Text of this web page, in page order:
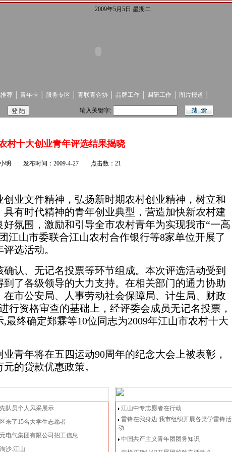
2009年5月5日 星期二
荐│ 青年卡│ 服务专区 青联青企协│ 品牌工作 调研工作 图片报道
输入关键字:
村十大创业青年评选结果揭晓
小明 发布时间：2009-4-27 点击数：21
业文件精神，弘扬新时期农村创业精神，树立和
有时代精神的青年创业典型，营造加快新农村建
氛围，激励和引导全市农村青年为实现我市“一高
江山市委联合江山农村合作银行等8家单位开展了
选活动。
认、无记名投票等环节组成。本次评选活动受到
了各级领导的大力支持。在相关部门的通力协助
在市公安局、人事劳动社会保障局、计生局、财政
行资格审查的基础上，经评委会成员无记名投票，
,最终确定郑霖等10位同志为2009年江山市农村十大
青年将在五四运动90周年的纪念大会上被表彰，
元的贷款优惠政策。
队员个人风采展示
来了15名大学生志愿者
电气集团有限公司招工信息
沙.江山
江山中专志愿者在行动
雷锋在我身边 我市组织开展各类学雷锋活
动
中国共产主义青年团团务知识